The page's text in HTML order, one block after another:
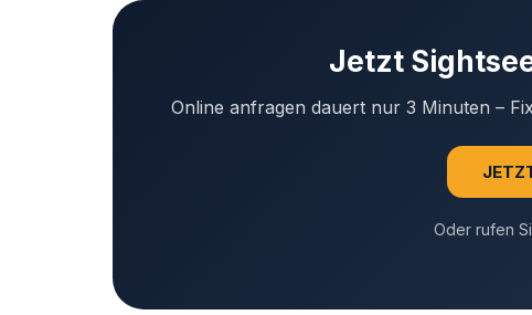
Jetzt
Online anfragen dauert nur 3 Minuten –
Oder rufen